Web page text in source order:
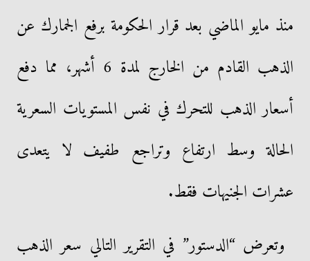
منذ مايو الماضي بعد قرار الحكومة برفع الجمارك عن
الذهب القادم من الخارج لمدة 6 أشهر، مما دفع
أسعار الذهب للتحرك في نفس المستويات السعرية
الحالة وسط ارتفاع وتراجع طفيف لا يتعدى
عشرات الجنيهات فقط.
وتعرض “الدستور” في التقرير التالي سعر الذهب